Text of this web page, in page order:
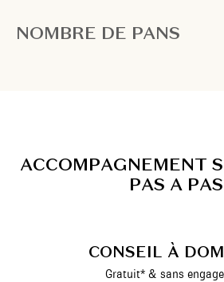
NOMBRE DE PANS
ACCOMPAGNEMENT S
PAS A PAS
CONSEIL À
Gratuit* & sans